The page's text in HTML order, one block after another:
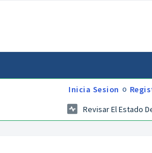
Inicia Sesion o
Revisar El Estado